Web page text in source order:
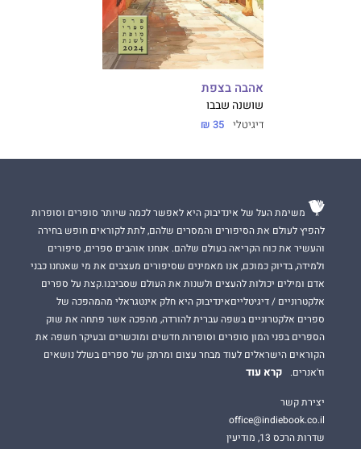
אהבה בצפת
שושנה שבבו
דיגיטלי 35 ₪
משימת העל של אינדיבוק היא לאפשר לכמה שיותר סופרים וסופרות
להפיץ לעולם את הסיפורים והמסרים שלהם, לתת לקוראים חופש בחירה
והעשיר את כוח הקריאה בעולם שלהם. אנחנו אוהבים ספרים, סיפורים
ולמידה, בדיוק כמוכם, אנו מאמינים שסיפורים מעצבים את מי שאנחנו כבני
אדם ומילים יכולות להעצים ולשנות את העולם שסביבנו.קצת על ספרים
אלקטרוניים / דיגיטלייםאינדיבוק היא חלק אינטגראלי מהמהפכה של
ספרים אלקטרוניים בשפה עברית להורדה, מהפכה אשר פתחה את שוק
הספרים בפני המון סופרים וסופרות חדשים ומוכשרים ובעיקר חשפה את
הקוראים הישראלים לעוד מבחר עצום ומרתק של ספרים בשלל נושאים
וז'אנרים.
קרא עוד
יצירת קשר
office@indiebook.co.il
שדרות הרכס 13, מודיעין